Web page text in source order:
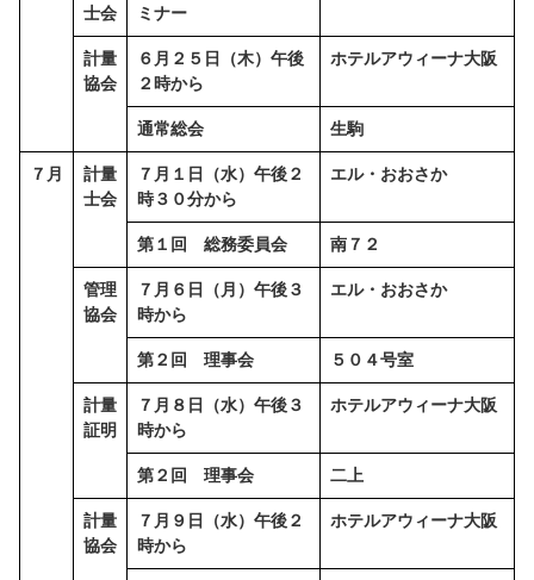
士会
ミナー
計量
協会
６月２５日（木）午後
２時から
ホテルアウィーナ大阪
通常総会 生駒
７月
計量
士会
７月１日（水）午後２
時３０分から
エル・おおさか
第１回 総務委員会 南７２
管理
協会
７月６日（月）午後３
時から
エル・おおさか
第２回 理事会 ５０４号室
計量
証明
７月８日（水）午後３
時から
ホテルアウィーナ大阪
第２回 理事会 二上
計量
協会
７月９日（水）午後２
時から
ホテルアウィーナ大阪